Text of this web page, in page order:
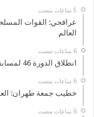
عراقجي: القوات
العالم
‏6 ساعات مضت
انطلاق الدورة 46 لمسابقة القرآن الدولية في مكة
‏6 ساعات مضت
خطيب جمعة طهران:
‏6 ساعات مضت